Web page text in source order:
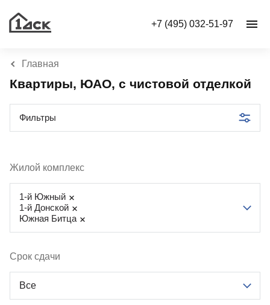
+7 (495) 032-51-97
Главная
Квартиры, ЮАО, с чистовой отделкой
Фильтры
Жилой комплекс
1-й Южный
1-й Донской
Южная Битца
Срок сдачи
Все